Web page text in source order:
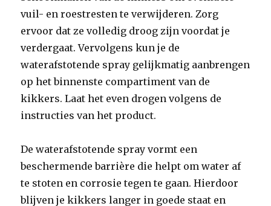
vuil- en roestresten te verwijderen. Zorg
ervoor dat ze volledig droog zijn voordat je
verdergaat. Vervolgens kun je de
waterafstotende spray gelijkmatig aanbrengen
op het binnenste compartiment van de
kikkers. Laat het even drogen volgens de
instructies van het product.
De waterafstotende spray vormt een
beschermende barrière die helpt om water af
te stoten en corrosie tegen te gaan. Hierdoor
blijven je kikkers langer in goede staat en